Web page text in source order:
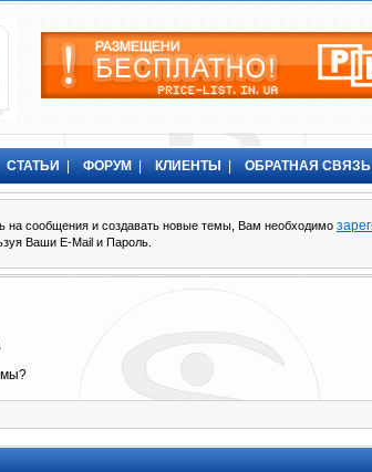
СТАТЬИ ФОРУМ КЛИЕНТЫ ОБРАТНАЯ СВЯЗЬ
на сообщения и создавать новые темы, Вам необходимо
Ваши E-Mail и Пароль.